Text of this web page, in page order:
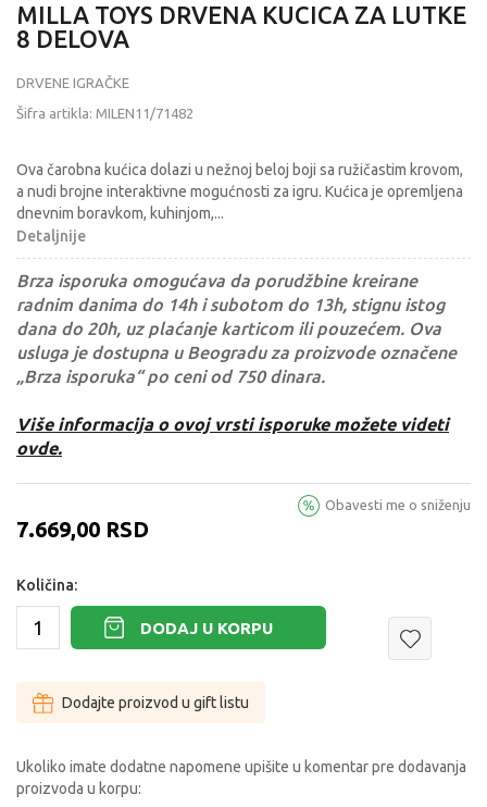
MILLA TOYS DRVENA KUCICA ZA LUTKE
8 DELOVA
DRVENE IGRAČKE
Šifra artikla: MILEN11/71482
Ova čarobna kućica dolazi u nežnoj beloj boji sa ružičastim krovom,
a nudi brojne interaktivne mogućnosti za igru. Kućica je opremljena
dnevnim boravkom, kuhinjom,...
Detaljnije
Brza isporuka omogućava da porudžbine kreirane
radnim danima do 14h i subotom do 13h, stignu istog
dana do 20h, uz plaćanje karticom ili pouzećem. Ova
usluga je dostupna u Beogradu za proizvode označene
„Brza isporuka“ po ceni od 750 dinara.
Više informacija o ovoj vrsti isporuke možete videti
ovde.
7.669,00 RSD
Obavesti me o sniženju
Količina:
DODAJ U KORPU
Dodajte proizvod u gift listu
Ukoliko imate dodatne napomene upišite u komentar pre dodavanja
proizvoda u korpu: